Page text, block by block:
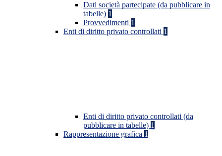
Dati società partecipate (da pubblicare in
tabelle) 1
Provvedimenti 1
Enti di diritto privato controllati 1
Enti di diritto privato controllati (da
pubblicare in tabelle) 1
Rappresentazione grafica 1